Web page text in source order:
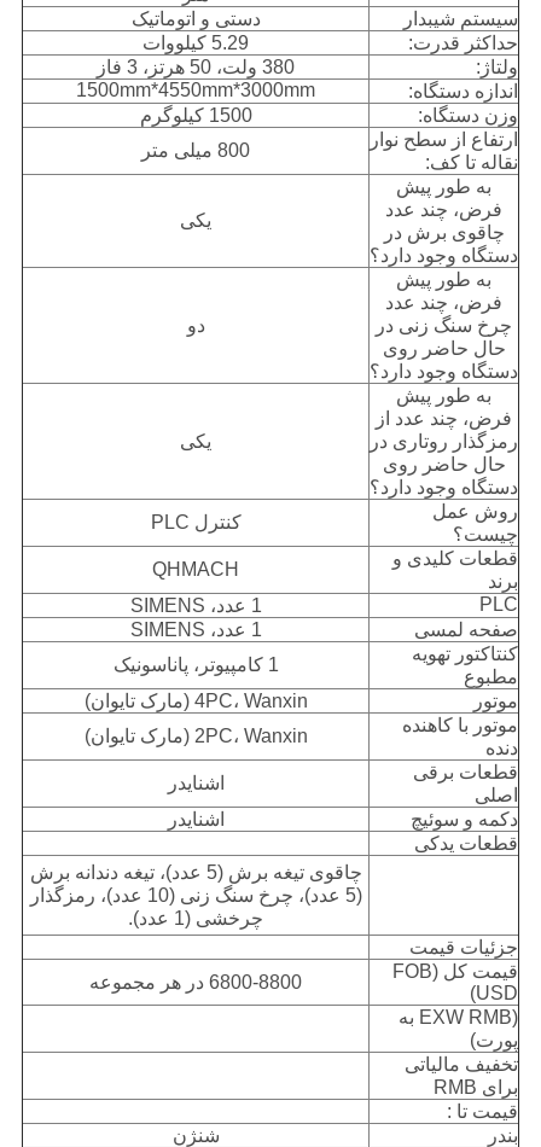
سیستم شیبدار
دستی و اتوماتیک
حداکثر قدرت:
5.29 کیلووات
ولتاژ:
380 ولت، 50 هرتز، 3 فاز
اندازه دستگاه:
1500mm*4550mm*3000mm
وزن دستگاه:
1500 کیلوگرم
ارتفاع از سطح نوار
نقاله تا کف:
800 میلی متر
به طور پیش
فرض، چند عدد
چاقوی برش در
دستگاه وجود دارد؟
یکی
به طور پیش
فرض، چند عدد
چرخ سنگ زنی در
حال حاضر روی
دستگاه وجود دارد؟
دو
به طور پیش
فرض، چند عدد از
رمزگذار روتاری در
حال حاضر روی
دستگاه وجود دارد؟
یکی
روش عمل
چیست؟
کنترل PLC
قطعات کلیدی و
برند
QHMACH
PLC
1 عدد، SIMENS
صفحه لمسی
1 عدد، SIMENS
کنتاکتور تهویه
مطبوع
1 کامپیوتر، پاناسونیک
موتور
4PC، Wanxin (مارک تایوان)
موتور با کاهنده
دنده
2PC، Wanxin (مارک تایوان)
قطعات برقی
اصلی
اشنایدر
دکمه و سوئیچ
اشنایدر
قطعات یدکی
چاقوی تیغه برش (5 عدد)، تیغه دندانه برش
(5 عدد)، چرخ سنگ زنی (10 عدد)، رمزگذار
چرخشی (1 عدد).
جزئیات قیمت
قیمت کل (FOB
USD)
6800-8800 در هر مجموعه
(EXW RMB به
پورت)
تخفیف مالیاتی
برای RMB
قیمت تا :
بندر
شنژن